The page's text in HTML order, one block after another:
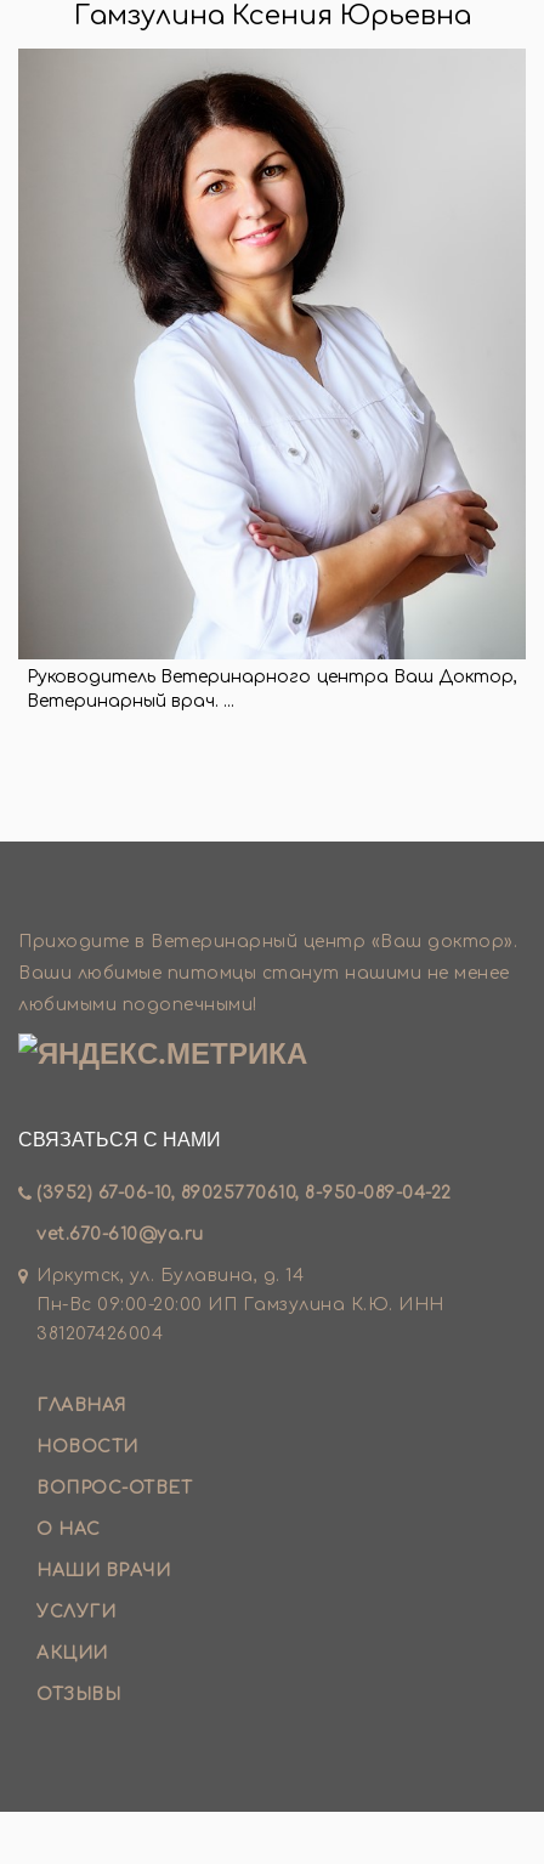
Гамзулина Ксения Юрьевна
Руководитель Ветеринарного центра Ваш Доктор,
Ветеринарный врач. ...
Приходите в Ветеринарный центр «Ваш доктор».
Ваши любимые питомцы станут нашими не менее
любимыми подопечными!
СВЯЗАТЬСЯ С НАМИ
(3952) 67-06-10, 89025770610, 8-950-089-04-22
vet.670-610@ya.ru
Иркутск, ул. Булавина, д. 14
Пн-Вс 09:00-20:00 ИП Гамзулина К.Ю. ИНН
381207426004
ГЛАВНАЯ
НОВОСТИ
ВОПРОС-ОТВЕТ
О НАС
НАШИ ВРАЧИ
УСЛУГИ
АКЦИИ
ОТЗЫВЫ